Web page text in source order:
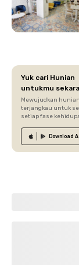
Yuk cari Hunian
untukmu
Mewujudkan
terjangkau untuk
setiap fase
Download